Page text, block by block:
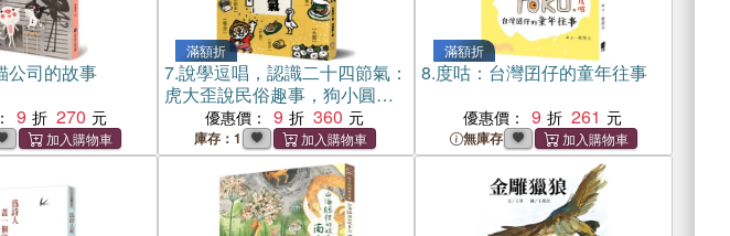
公司的故事
9 270
滿額折
7.說學逗唱，認識二十四節氣：
虎大歪說民俗趣事，狗小圓吃
時節當令（首刷限定：隨書附
贈精美全彩民俗版畫貼紙）
優惠價： 9 360
庫存：1
滿額折
8.度咕：台灣囝仔的童年往事
優惠價： 9 261
無庫存